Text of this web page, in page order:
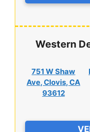
Western
751 W Shaw
Ave, Clovis, CA
93612